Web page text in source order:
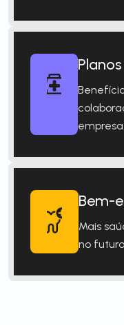
empresa.
Bem-
Mais
no